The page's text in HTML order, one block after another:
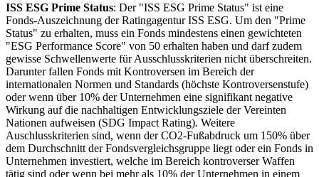
ISS ESG Prime Status: Der "ISS ESG Prime Status" ist eine
Fonds-Auszeichnung der Ratingagentur ISS ESG. Um den "Prime
Status" zu erhalten, muss ein Fonds mindestens einen gewichteten
"ESG Performance Score" von 50 erhalten haben und darf zudem
gewisse Schwellenwerte für Ausschlusskriterien nicht überschreiten.
Darunter fallen Fonds mit Kontroversen im Bereich der
internationalen Normen und Standards (höchste Kontroversenstufe)
oder wenn über 10% der Unternehmen eine signifikant negative
Wirkung auf die nachhaltigen Entwicklungsziele der Vereinten
Nationen aufweisen (SDG Impact Rating). Weitere
Auschlusskriterien sind, wenn der CO2-Fußabdruck um 150% über
dem Durchschnitt der Fondsvergleichsgruppe liegt oder ein Fonds in
Unternehmen investiert, welche im Bereich kontroverser Waffen
tätig sind oder wenn bei mehr als 10% der Unternehmen in einem